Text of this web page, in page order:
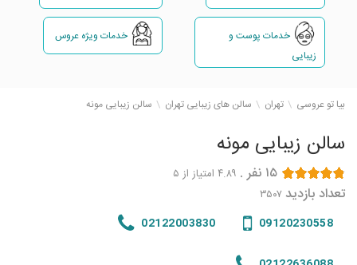
سالن زیبایی مونه
۱۵ نفر. ۴.۸۹ امتیاز از ۵
تعداد بازدید۳۵۰۷
09120230558
02122003830
بیا تو عروسی تهران سالن های زیبایی تهران سالن زیبایی مونه
خدمات پوست و
زیبایی
خدمات ویژه عروس